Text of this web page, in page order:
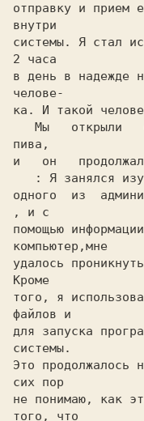
отправку и прием
внутри
системы. Я стал
2 часа
в день в надежде
челове-
ка. И такой
пива,
и   он
: Я занялся
одного  из
, и с
помощью
компьютер,мне
удалось
Кроме
того, я
файлов и
для запуска
системы.
Это
сих пор
не понимаю, как
того, что